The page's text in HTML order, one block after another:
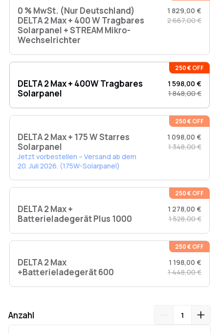
Ihrer Region beraten. Bitte stellen Sie sicher, dass das Produkt
gemäß den gesetzlichen Anforderungen Ihres Landes/Ihrer
Region installiert und verwendet werden kann.
0 % MwSt. (Nur Deutschland)
DELTA 2 Max + 400 W Tragbares
Solarpanel + STREAM Mikro-
Wechselrichter
1 829,00 €
2 667,00 €
250 € OFF
DELTA 2 Max + 400W Tragbares
Solarpanel
1 598,00 €
1 848,00 €
250 € OFF
DELTA 2 Max + 175 W Starres
Solarpanel
Jetzt vorbestellen – Versand ab dem
20. Juli 2026. (175W-Solarpanel)
1 098,00 €
1 348,00 €
250 € OFF
DELTA 2 Max +
Batterieladegerät Plus 1000
1 278,00 €
1 528,00 €
250 € OFF
DELTA 2 Max
+Batterieladegerät 600
1 198,00 €
1 448,00 €
Anzahl